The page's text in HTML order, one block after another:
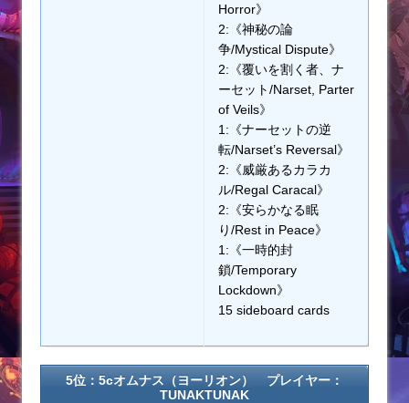
Horror》
2:《神秘の論
争/Mystical Dispute》
2:《覆いを割く者、ナ
ーセット/Narset, Parter
of Veils》
1:《ナーセットの逆
転/Narset’s Reversal》
2:《威厳あるカラカ
ル/Regal Caracal》
2:《安らかなる眠
り/Rest in Peace》
1:《一時的封
鎖/Temporary
Lockdown》
15 sideboard cards
5位：5cオムナス（ヨーリオン） プレイヤー：
TUNAKTUNAK